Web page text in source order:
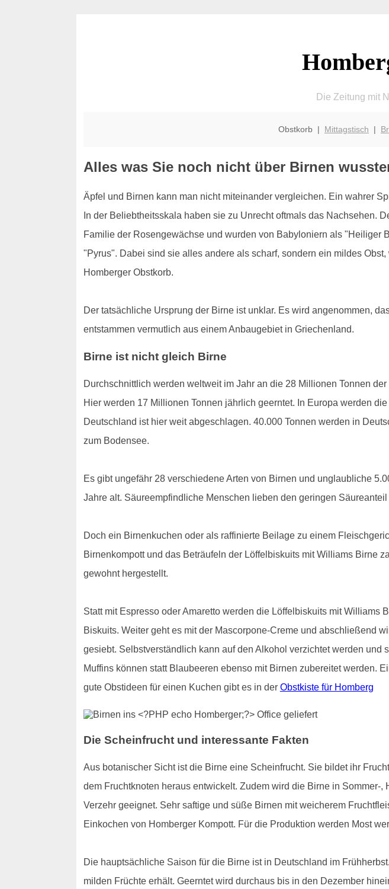
Die Zeitung mit
Obstkorb | Mittagstisch |
Alles was Sie noch nicht über Birnen
Äpfel und Birnen kann man nicht miteinander vergleichen. Ein wahrer
In der Beliebtheitsskala haben sie zu Unrecht oftmals das Nachsehen.
Familie der Rosengewächse und wurden von Babyloniern als "Heiliger
"Pyrus". Dabei sind sie alles andere als scharf, sondern ein mildes
Homberger Obstkorb.
Der tatsächliche Ursprung der Birne ist unklar. Es wird angenommen,
entstammen vermutlich aus einem Anbaugebiet in Griechenland.
Birne ist nicht gleich Birne
Durchschnittlich werden weltweit im Jahr an die 28 Millionen Tonnen
Hier werden 17 Millionen Tonnen jährlich geerntet. In Europa werden
Deutschland ist hier weit abgeschlagen. 40.000 Tonnen werden in
zum Bodensee.
Es gibt ungefähr 28 verschiedene Arten von Birnen und unglaubliche
Jahre alt. Säureempfindliche Menschen lieben den geringen
Doch ein Birnenkuchen oder als raffinierte Beilage zu einem
Birnenkompott und das Beträufeln der Löffelbiskuits mit Williams Birne
gewohnt hergestellt.
Statt mit Espresso oder Amaretto werden die Löffelbiskuits mit
Biskuits. Weiter geht es mit der Mascorpone-Creme und abschließend
gesiebt. Selbstverständlich kann auf den Alkohol verzichtet werden
Muffins können statt Blaubeeren ebenso mit Birnen zubereitet werden.
gute Obstideen für einen Kuchen gibt es in der Obstkiste für Homberg
Die Scheinfrucht und interessante Fakten
Aus botanischer Sicht ist die Birne eine Scheinfrucht. Sie bildet ihr
dem Fruchtknoten heraus entwickelt. Zudem wird die Birne in Sommer-
Verzehr geeignet. Sehr saftige und süße Birnen mit weicherem
Einkochen von Homberger Kompott. Für die Produktion werden Most
Die hauptsächliche Saison für die Birne ist in Deutschland im
milden Früchte erhält. Geerntet wird durchaus bis in den Dezember